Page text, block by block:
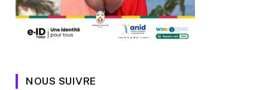
NOUS SUIVRE